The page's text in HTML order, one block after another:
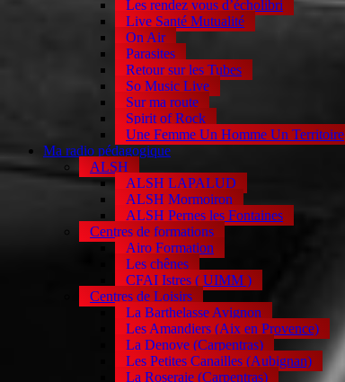
Les rendez vous d’écholibri
Live Santé Mutualité
On Air
Parasites
Retour sur les Tubes
So Music Live
Sur ma route
Spirit of Rock
Une Femme Un Homme Un Territoire
Ma radio pédagogique
ALSH
ALSH LAPALUD
ALSH Mormoiron
ALSH Pernes les Fontaines
Centres de formations
Airo Formation
Les chênes
CFAI Istres ( UIMM )
Centres de Loisirs
La Barthelasse Avignon
Les Amandiers (Aix en Provence)
La Denove (Carpentras)
Les Petites Canailles (Aubignan)
La Roseraie (Carpentras)